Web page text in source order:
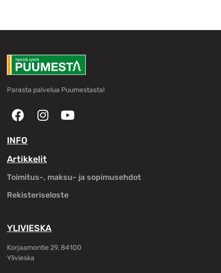
Parasta palvelua Puumestasta!
INFO
Artikkelit
Toimitus-, maksu- ja sopimusehdot
Rekisteriseloste
YLIVIESKA
Korjaamontie 29, 84100
Ylivieska